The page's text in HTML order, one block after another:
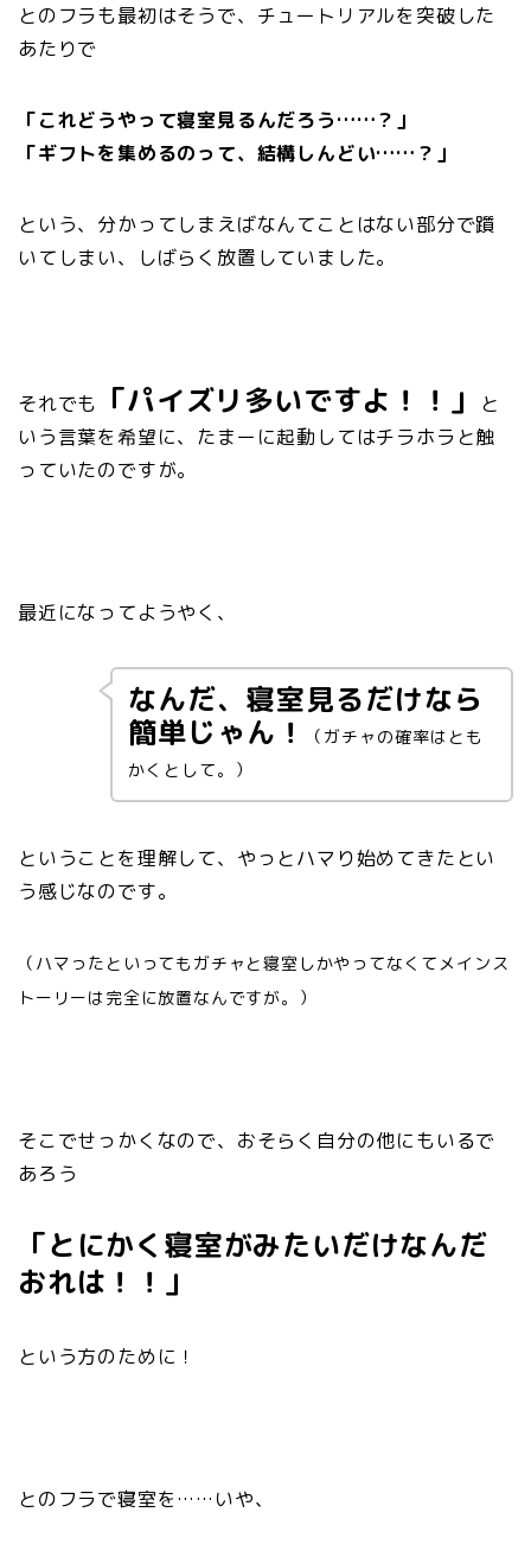
とのフラも最初はそうで、チュートリアルを突破した
あたりで
「これどうやって寝室見るんだろう……？」
「ギフトを集めるのって、結構しんどい……？」
という、分かってしまえばなんてことはない部分で躓
いてしまい、しばらく放置していました。
それでも 「パイズリ多いですよ！！」
と
いう言葉を希望に、たまーに起動してはチラホラと触
っていたのですが。
最近になってようやく、
なんだ、寝室見るだけなら
簡単じゃん！
（ガチャの確率はとも
かくとして。）
ということを理解して、やっとハマり始めてきたとい
う感じなのです。
（ハマったといってもガチャと寝室しかやってなくてメインス
トーリーは完全に放置なんですが。）
そこでせっかくなので、おそらく自分の他にもいるで
あろう
「とにかく寝室がみたいだけなんだ
おれは！！」
という方のために！
とのフラで寝室を……いや、